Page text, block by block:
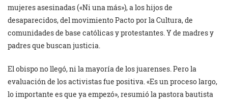
mujeres asesinadas («Ni una más»), a los hijos de
desaparecidos, del movimiento Pacto por la Cultura, de
comunidades de base católicas y protestantes. Y de madres y
padres que buscan justicia.
El obispo no llegó, ni la mayoría de los juarenses. Pero la
evaluación de los activistas fue positiva. «Es un proceso largo,
lo importante es que ya empezó», resumió la pastora bautista